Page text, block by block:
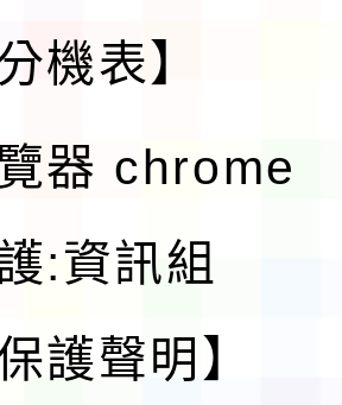
機表】
器 chrome
:資訊組
護聲明】